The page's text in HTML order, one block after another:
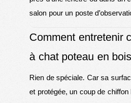
salon pour un poste
Comment entretenir
à chat poteau en
Rien de spéciale. Car sa
et protégée, un coup de chiffon